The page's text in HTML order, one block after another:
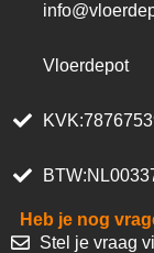
Vloerdepot
Heb je nog
Stel je vraag